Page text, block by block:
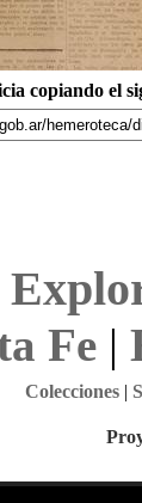
copiando el
Fe|
Colecciones|